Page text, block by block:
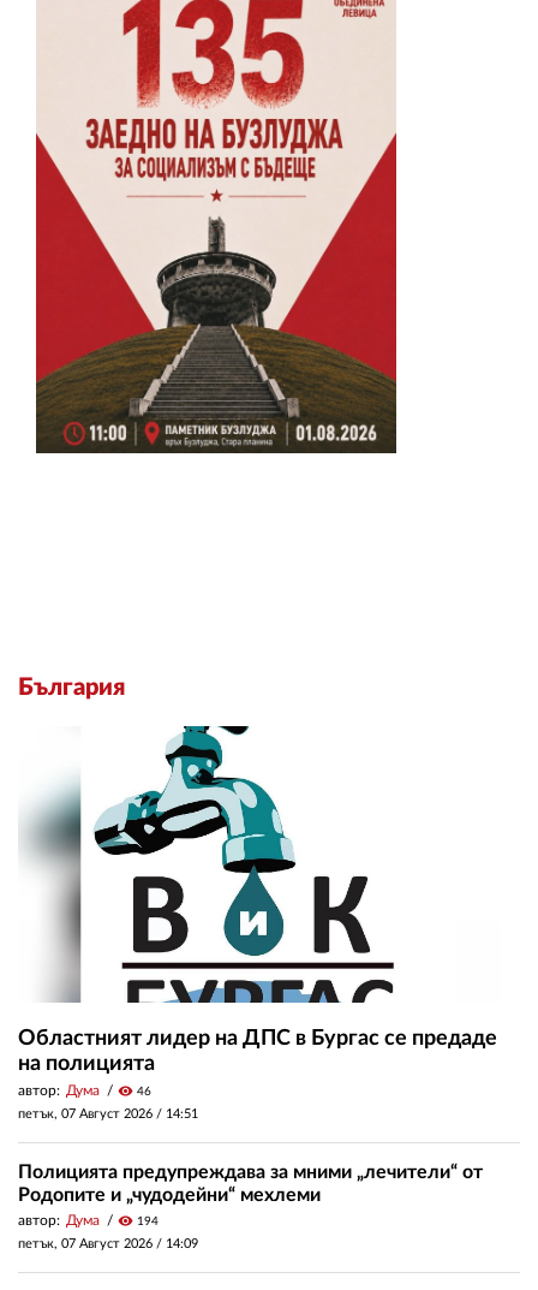
България
Областният лидер на ДПС в Бургас се предаде
на полицията
автор: Дума visibility 46
петък, 07 Август 2026 / 14:51
Полицията предупреждава за мними „лечители“ от
Родопите и „чудодейни“ мехлеми
автор: Дума visibility 194
петък, 07 Август 2026 / 14:09